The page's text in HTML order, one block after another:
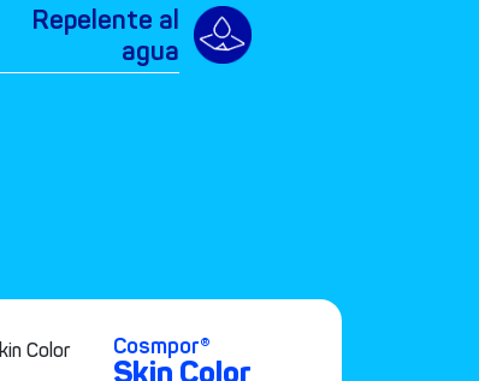
Repelente al
agua
Cosmpor®
Skin Color